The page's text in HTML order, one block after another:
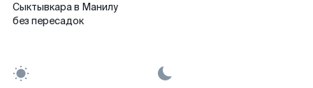
Сыктывкара в Манилу
без пересадок